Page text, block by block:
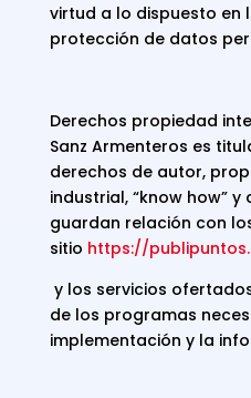
virtud a lo dispuesto en
protección de datos
Derechos propiedad
Sanz Armenteros es
derechos de autor,
industrial, “know how”
guardan relación con
sitio https://
y los servicios
de los programas
implementación y la